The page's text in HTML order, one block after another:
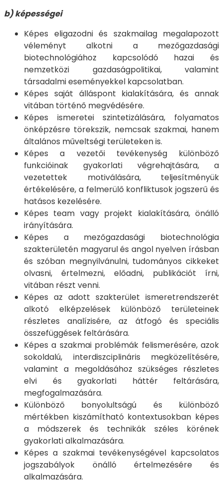
b) képességei
Képes eligazodni és szakmailag megalapozott
véleményt alkotni a mezőgazdasági
biotechnológiához kapcsolódó hazai és
nemzetközi gazdaságpolitikai, valamint
társadalmi eseményekkel kapcsolatban.
Képes saját álláspont kialakítására, és annak
vitában történő megvédésére.
Képes ismeretei szintetizálására, folyamatos
önképzésre törekszik, nemcsak szakmai, hanem
általános műveltségi területeken is.
Képes a vezetői tevékenység különböző
funkcióinak gyakorlati végrehajtására, a
vezetettek motiválására, teljesítményük
értékelésére, a felmerülő konfliktusok jogszerű és
hatásos kezelésére.
Képes team vagy projekt kialakítására, önálló
irányítására.
Képes a mezőgazdasági biotechnológia
szakterületén magyarul és angol nyelven írásban
és szóban megnyilvánulni, tudományos cikkeket
olvasni, értelmezni, előadni, publikációt írni,
vitában részt venni.
Képes az adott szakterület ismeretrendszerét
alkotó elképzelések különböző területeinek
részletes analízisére, az átfogó és speciális
összefüggések feltárására.
Képes a szakmai problémák felismerésére, azok
sokoldalú, interdiszciplináris megközelítésére,
valamint a megoldásához szükséges részletes
elvi és gyakorlati háttér feltárására,
megfogalmazására.
Különböző bonyolultságú és különböző
mértékben kiszámítható kontextusokban képes
a módszerek és technikák széles körének
gyakorlati alkalmazására.
Képes a szakmai tevékenységével kapcsolatos
jogszabályok önálló értelmezésére és
alkalmazására.